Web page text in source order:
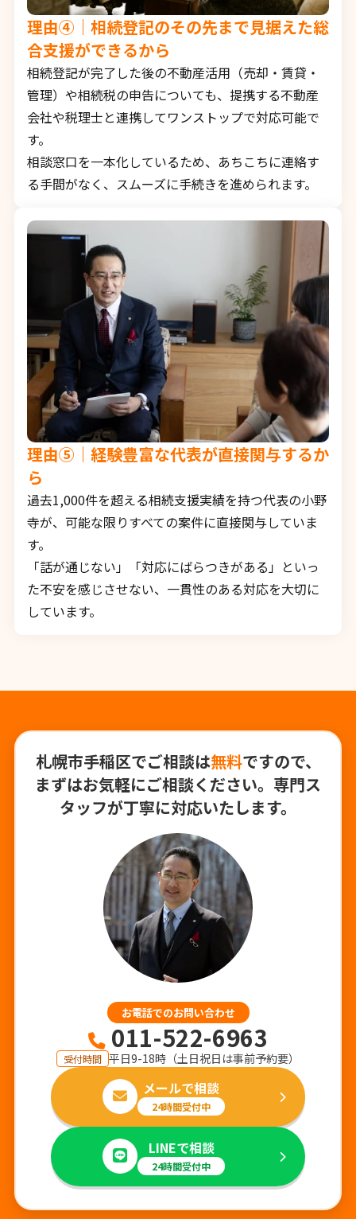
理由④｜相続登記のその先まで見据えた総
合支援ができるから
相続登記が完了した後の不動産活用（売却・賃貸・
管理）や相続税の申告についても、提携する不動産
会社や税理士と連携してワンストップで対応可能で
す。
相談窓口を一本化しているため、あちこちに連絡す
る手間がなく、スムーズに手続きを進められます。
理由⑤｜経験豊富な代表が直接関与するか
ら
過去1,000件を超える相続支援実績を持つ代表の小野
寺が、可能な限りすべての案件に直接関与していま
す。
「話が通じない」「対応にばらつきがある」といっ
た不安を感じさせない、一貫性のある対応を大切に
しています。
札幌市手稲区でご相談は無料ですので、
まずはお気軽にご相談ください。専門ス
タッフが丁寧に対応いたします。
お電話でのお問い合わせ
011-522-6963
受付時間 平日9-18時（土日祝日は事前予約要）
メールで相談
24時間受付中
LINEで相談
24時間受付中